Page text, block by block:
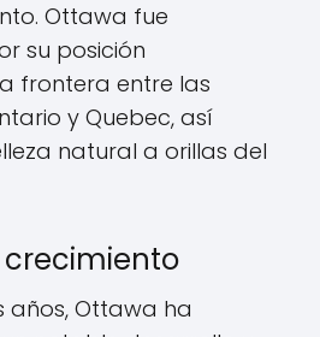
Ottawa fue
su posición
frontera entre las
y Quebec, así
natural a orillas del
crecimiento
años, Ottawa ha